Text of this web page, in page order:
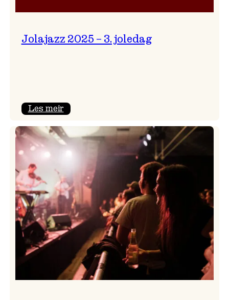
Jolajazz 2025 – 3. joledag
Les meir:
2025
–
joledag